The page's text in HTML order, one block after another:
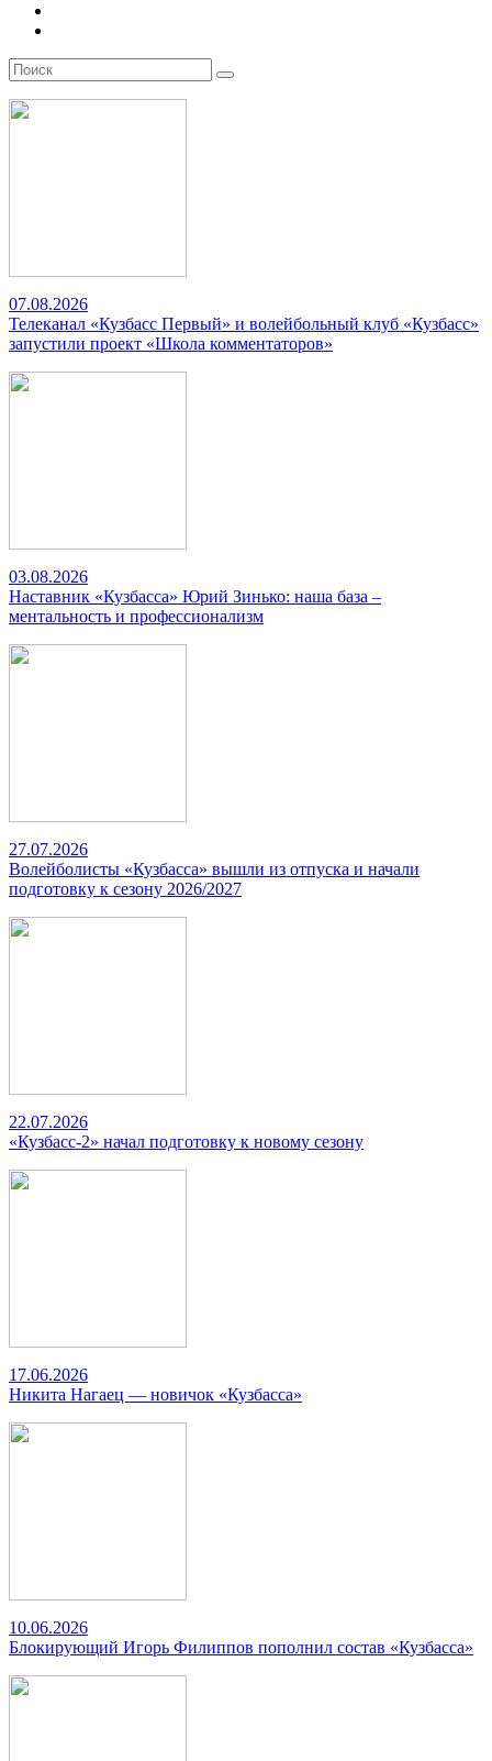
07.08.2026
Телеканал «Кузбасс Первый» и волейбольный клуб «Кузбасс»
запустили проект «Школа комментаторов»
03.08.2026
Наставник «Кузбасса» Юрий Зинько: наша база –
ментальность и профессионализм
27.07.2026
Волейболисты «Кузбасса» вышли из отпуска и начали
подготовку к сезону 2026/2027
22.07.2026
«Кузбасс-2» начал подготовку к новому сезону
17.06.2026
Никита Нагаец — новичок «Кузбасса»
10.06.2026
Блокирующий Игорь Филиппов пополнил состав «Кузбасса»